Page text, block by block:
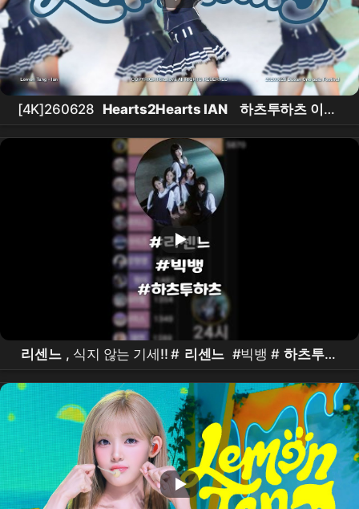
[4K]260628 Hearts2Hearts IAN
하츠투하츠 이안
- Lemon Tang 직캠(FanCam) @ BOF
리센느 , 식지 않는 기세!! # 리센느 #빅뱅 # 하츠투하
츠